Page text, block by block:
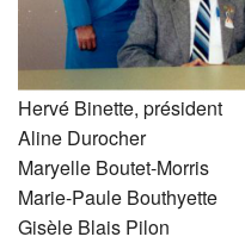
Hervé Binette, président
Aline Durocher
Maryelle Boutet-Morris
Marie-Paule Bouthyette
Gisèle Blais Pilon